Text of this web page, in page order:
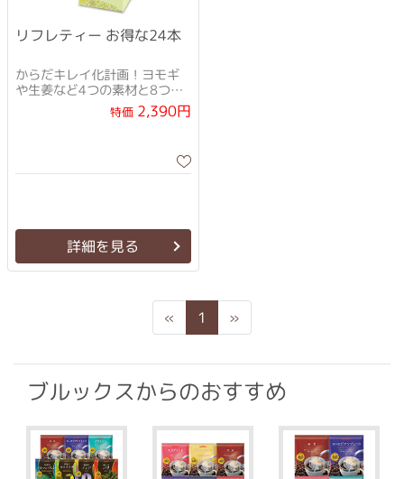
リフレティー お得な24本
からだキレイ化計画！ヨモギ
や生姜など4つの素材と8つの
健康成分が入った健康ドリン
特価2,390円
詳細を見る
« Previous
1 »Next
ブルックスからのおすすめ